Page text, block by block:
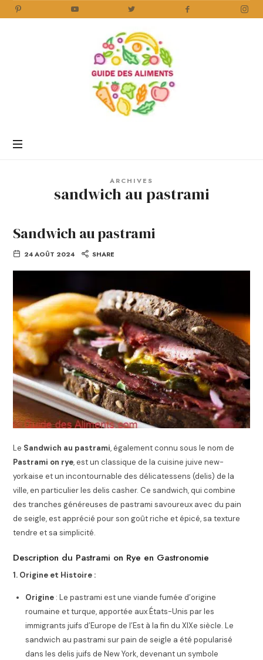
Aliments
ARCHIVES
sandwich au pastrami
Sandwich au pastrami
24 AOÛT 2024 SHARE
Le Sandwich au pastrami, également connu sous le nom de
Pastrami on rye, est un classique de la cuisine juive new-
yorkaise et un incontournable des délicatessens (delis) de la
ville, en particulier les delis casher. Ce sandwich, qui combine
des tranches généreuses de pastrami savoureux avec du pain
de seigle, est apprécié pour son goût riche et épicé, sa texture
tendre et sa simplicité.
Description du Pastrami on Rye en Gastronomie
1. Origine et Histoire :
Origine : Le pastrami est une viande fumée d’origine
roumaine et turque, apportée aux États-Unis par les
immigrants juifs d’Europe de l’Est à la fin du XIXe siècle. Le
sandwich au pastrami sur pain de seigle a été popularisé
dans les delis juifs de New York, devenant un symbole